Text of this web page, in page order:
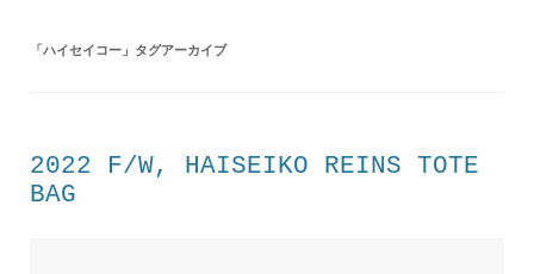
「 ハイセイコー」タグアーカイブ
2022 F/W, HAISEIKO REINS TOTE
BAG